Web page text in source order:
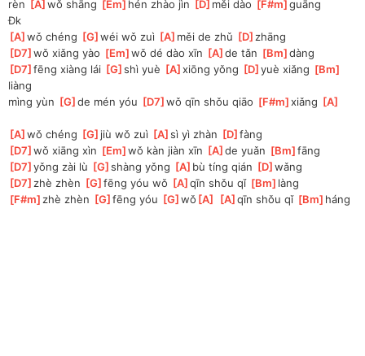
rèn [A ]
wǒ shāng [Em ]hén zhào jìn [D ]měi dào [F#m ]
guāng
Đk
[A ]
wǒ chéng [G ]
wéi wǒ zuì [A ]měi de zhǔ [D ]zhāng
[D7 ]
wǒ xiǎng yào [Em ]
wǒ dé dào xīn [A ]
de tǎn [Bm ]
dàng
[D7 ]
fēng xiàng lái [G ]
shì yuè [A ]
xiōng yǒng [D ]
yuè xiǎng [Bm
liàng
mìng yùn [G ]
de mén yóu [D7 ]
wǒ qīn shǒu qiāo [F#m ]
xiǎng [A
[A ]
wǒ chéng [G ]jiù wǒ zuì [A ]
sì yì zhàn [D ]
fàng
[D7 ]
wǒ xiāng xìn [Em ]
wǒ kàn jiàn xīn [A ]
de yuǎn [Bm ]
fāng
[D7 ]
yǒng zài lù [G ]
shàng yǒng [A ]bù tíng qián [D ]
wǎng
[D7 ]zhè zhèn [G ]
fēng yóu wǒ [A ]
qīn shǒu qǐ [Bm ]làng
[F#m ]zhè zhèn [G ]
fēng yóu [G ]
wǒ [A [A ]
qīn shǒu qǐ [Bm ]háng